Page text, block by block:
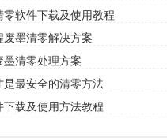
软件下载及使用教程
墨清零解决方案
清零处理方案
最安全的清零方法
载及使用方法教程